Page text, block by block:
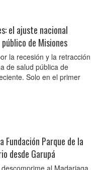
el ajuste nacional
de Misiones
la recesión y la retracción
de salud pública de
Solo en el primer
Parque de la
desde Garupá
al Madariaga